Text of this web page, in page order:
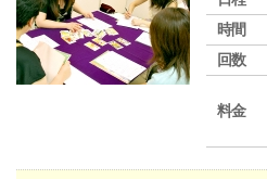
時間
回数
料金